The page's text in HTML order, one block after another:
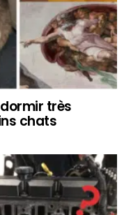
très
chats